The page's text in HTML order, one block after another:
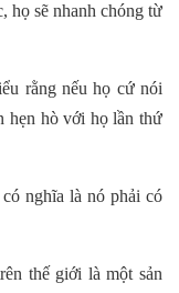
họ sẽ nhanh chóng từ
rằng nếu họ cứ nói
hẹn hò với họ lần thứ
nghĩa là nó phải có
thế giới là một sản